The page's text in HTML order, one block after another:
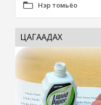
Нэр томьёо
ЦАГААДАХ